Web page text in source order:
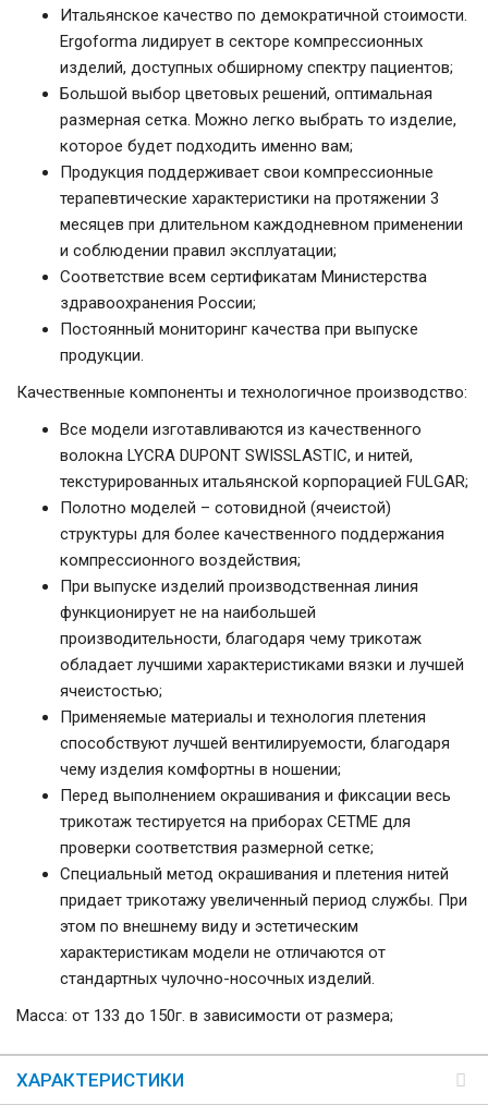
Итальянское качество по демократичной стоимости.
Ergoforma лидирует в секторе компрессионных
изделий, доступных обширному спектру пациентов;
Большой выбор цветовых решений, оптимальная
размерная сетка. Можно легко выбрать то изделие,
которое будет подходить именно вам;
Продукция поддерживает свои компрессионные
терапевтические характеристики на протяжении 3
месяцев при длительном каждодневном применении
и соблюдении правил эксплуатации;
Соответствие всем сертификатам Министерства
здравоохранения России;
Постоянный мониторинг качества при выпуске
продукции.
Качественные компоненты и технологичное производство:
Все модели изготавливаются из качественного
волокна LYCRA DUPONT SWISSLASTIC, и нитей,
текстурированных итальянской корпорацией FULGAR;
Полотно моделей – сотовидной (ячеистой)
структуры для более качественного поддержания
компрессионного воздействия;
При выпуске изделий производственная линия
функционирует не на наибольшей
производительности, благодаря чему трикотаж
обладает лучшими характеристиками вязки и лучшей
ячеистостью;
Применяемые материалы и технология плетения
способствуют лучшей вентилируемости, благодаря
чему изделия комфортны в ношении;
Перед выполнением окрашивания и фиксации весь
трикотаж тестируется на приборах CETME для
проверки соответствия размерной сетке;
Специальный метод окрашивания и плетения нитей
придает трикотажу увеличенный период службы. При
этом по внешнему виду и эстетическим
характеристикам модели не отличаются от
стандартных чулочно-носочных изделий.
Масса: от 133 до 150г. в зависимости от размера;
ХАРАКТЕРИСТИКИ